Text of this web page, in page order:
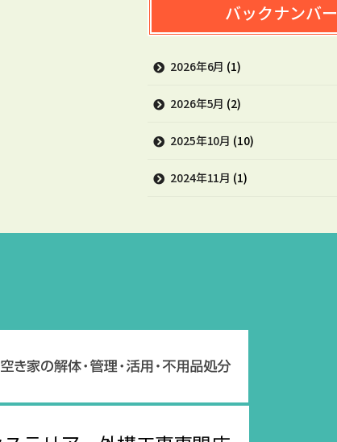
バックナンバー
2026年6月 (1)
2026年5月 (2)
2025年10月 (10)
2024年11月 (1)